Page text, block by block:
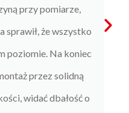
przy pomiarze,
sprawił, że wszystko
poziomie. Na koniec
przez solidną
widać dbałość o